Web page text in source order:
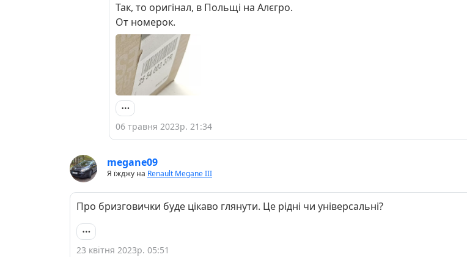
Так, то оригінал, в Польщі на Алєгро.
От номерок.
06 травня 2023р. 21:34
megane09
Я їжджу на Renault Megane III
Про бризговички буде цікаво глянути. Це рідні чи універсальні?
23 квітня 2023р. 05:51